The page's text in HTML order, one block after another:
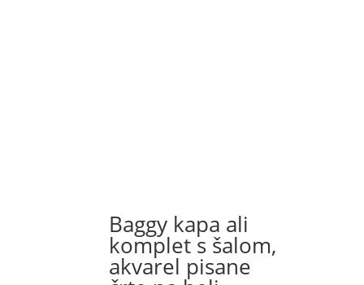
Baggy kapa ali
komplet s šalom,
akvarel pisane